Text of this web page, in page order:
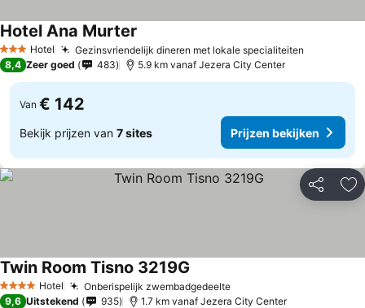
3 SterrenHotel Gezinsvriendelijk dineren met lokale specialiteiten
Hotel Ana Murter
8,4 Zeer goed 483 5.9 km vanaf Jezera City Center
Van € 142
Bekijk prijzen van 7 sites Prijzen bekijken
Delen
4 SterrenHotel Onberispelijk zwembadgedeelte
Twin Room Tisno 3219G
9,6 Uitstekend 935 1.7 km vanaf Jezera City Center